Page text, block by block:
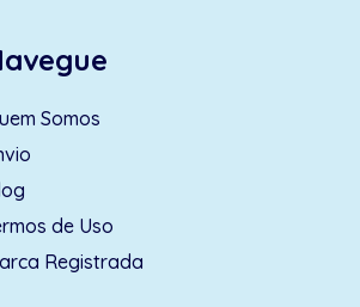
Somos
de Uso
Registrada